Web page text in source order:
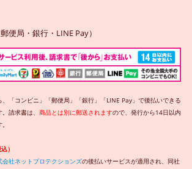
便局・銀行・LINE Pay）
「コンビニ」「郵便局」「銀行」「LINE Pay」で後払いできる
請求書は、 商品とは別に郵送されますので、発行から14日以内
）
会社ネットプロテクションズの後払いサービスが適用され、同社